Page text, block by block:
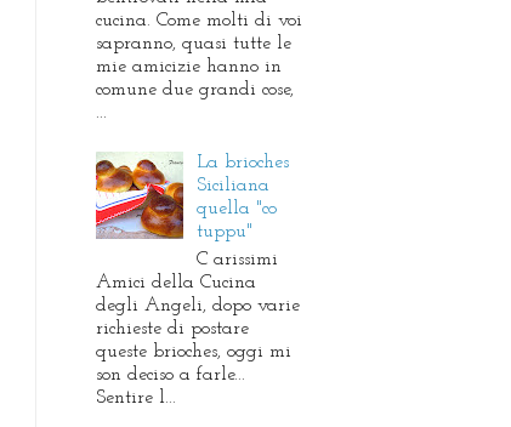
cucina. Come molti di voi
sapranno, quasi tutte le
mie amicizie hanno in
comune due grandi cose,
...
La brioches
Siciliana
quella "co
tuppu"
C arissimi
Amici della Cucina
degli Angeli, dopo varie
richieste di postare
queste brioches, oggi mi
son deciso a farle...
Sentire l...